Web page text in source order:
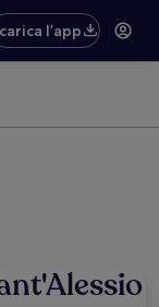
l’app